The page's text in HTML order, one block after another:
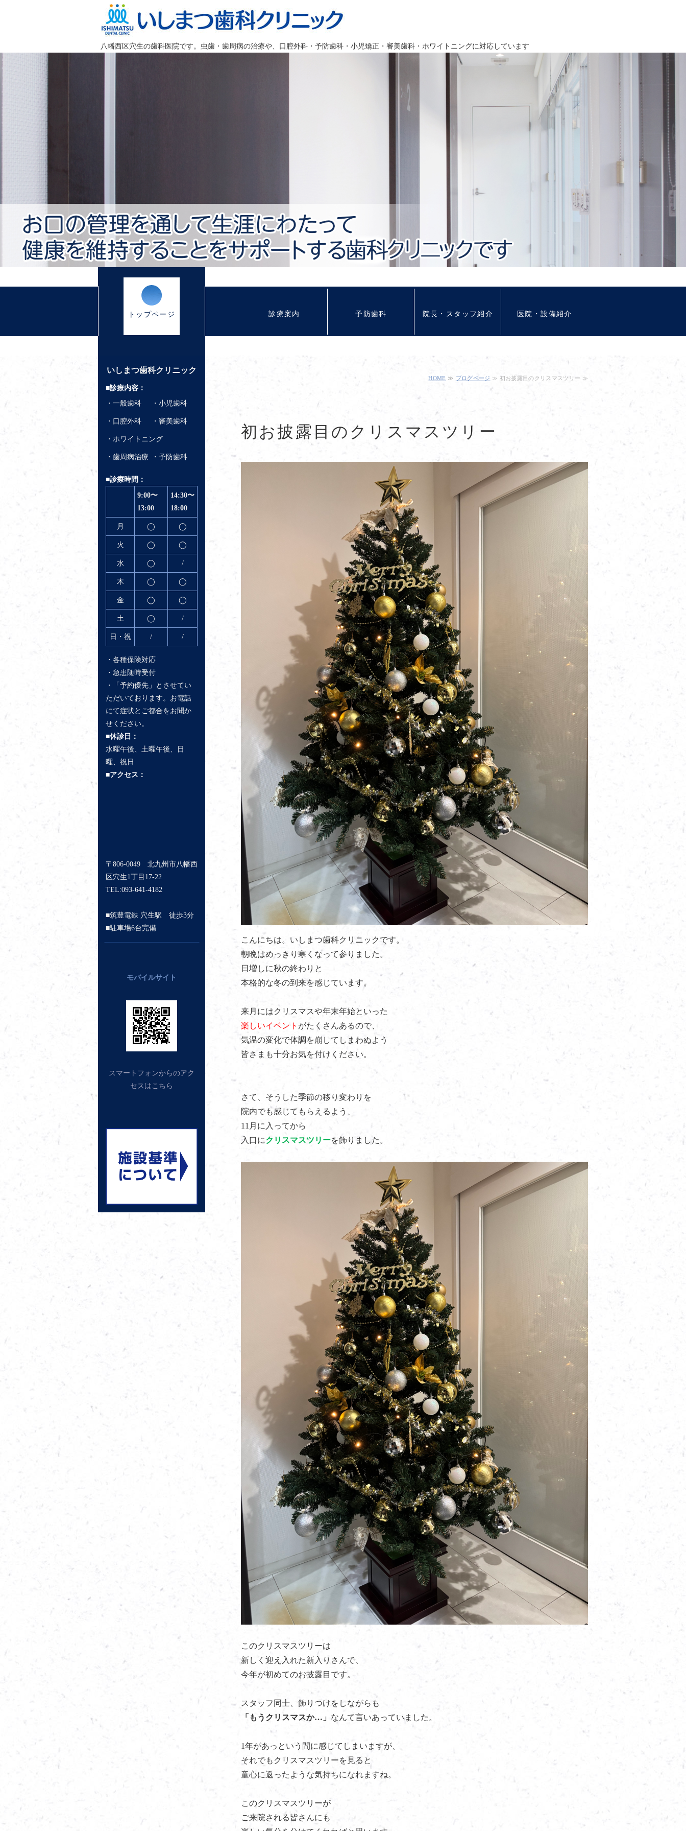
いしまつ歯科クリニック
八幡西区穴生の歯科医院です。虫歯・歯周病の治療や、口腔外科・予防歯科・小児矯正・審美歯科・ホワイトニングに対応しています
トップページ 診療案内 予防歯科 院長・スタッフ紹介 医院・設備紹介
HOME ≫ ブログページ ≫ 初お披露目のクリスマスツリー ≫
初お披露目のクリスマスツリー
こんにちは。いしまつ歯科クリニックです。
朝晩はめっきり寒くなって参りました。
日増しに秋の終わりと
本格的な冬の到来を感じています。
来月にはクリスマスや年末年始といった
楽しいイベント がたくさんあるので、
気温の変化で体調を崩してしまわぬよう
皆さまも十分お気を付けください。
さて、そうした季節の移り変わりを
院内でも感じてもらえるよう、
11月に入ってから
入口にクリスマスツリーを飾りました。
このクリスマスツリーは
新しく迎え入れた新入りさんで、
今年が初めてのお披露目です。
スタッフ同士、飾りつけをしながらも
「もうクリスマスか…」 なんて言いあっていました。
1年があっという間に感じてしまいますが、
それでもクリスマスツリーを見ると
童心に返ったような気持ちになれますね。
このクリスマスツリーが
ご来院される皆さんにも
いしまつ歯科クリニック
■診療内容：
・一般歯科
・小児歯科
・口腔外科 ・審美歯科
・ホワイトニング
・歯周病治療 ・予防歯科
■診療時間：
9:00〜
13:00
14:30〜
18:00
月 ◯ ◯
火 ◯ ◯
水 ◯ /
木 ◯ ◯
金 ◯ ◯
土 ◯ /
日・祝 / /
・各種保険対応
・急患随時受付
・「予約優先」とさせてい
ただいております。お電話
にて症状とご都合をお聞か
せください。
■休診日：
水曜午後、土曜午後、日
曜、祝日
■アクセス：
〒806-0049 北九州市八幡西
区穴生1丁目17-22
TEL:093-641-4182
■筑豊電鉄 穴生駅 徒歩3分
■駐車場6台完備
モバイルサイト
スマートフォンからのアク
セスはこちら